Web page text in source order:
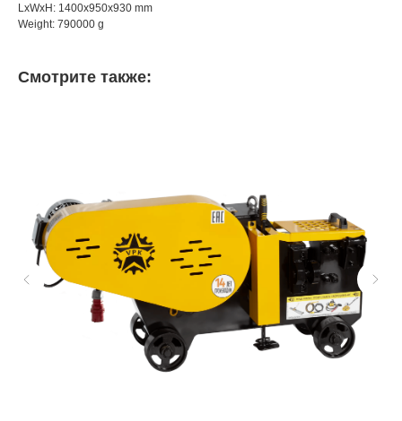
LxWxH: 1400x950x930 mm
Weight: 790000 g
Смотрите также: